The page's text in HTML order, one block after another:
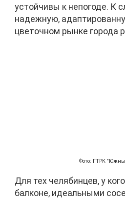
устойчивы к непогоде. К
надежную,
цветочном рынке города
Фото: ГТРК
Для тех челябинцев, у
балконе, идеальными